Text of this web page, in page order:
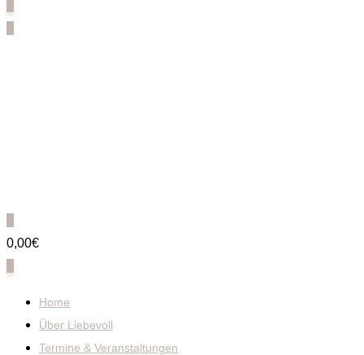
0,00€
Home
Über Liebevoll
Termine & Veranstaltungen